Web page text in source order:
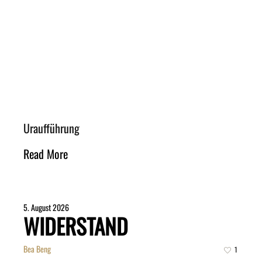
Uraufführung
Read More
5. August 2026
WIDERSTAND
Bea Beng 1